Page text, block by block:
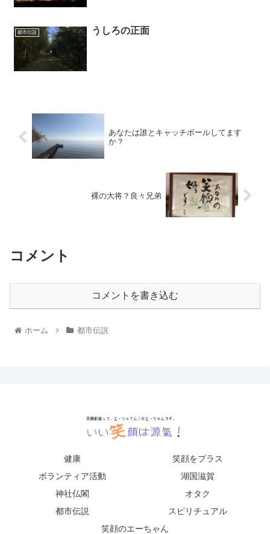
都市伝説 うしろの正面
あなたは誰とキャッチボールしてます
か？
裸の大将？良々兄弟
コメント
コメントを書き込む
ホーム 都市伝説
健康
笑顔をプラス
ボランティア活動
湖国滋賀
神社仏閣
オタク
都市伝説
スピリチュアル
笑顔のエーちゃん